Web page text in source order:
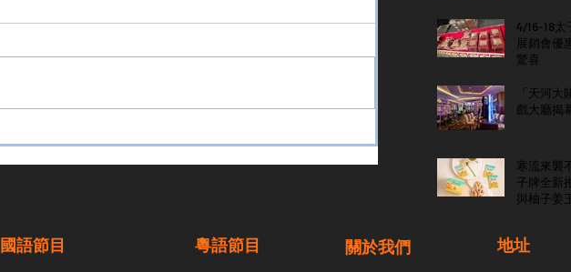
4/16-18太
展銷會優
驚喜
「天河大
戲大廳揭
寒流來襲不
子牌全新
與柚子姜
國語節目 粵語節目 關於我們 地址